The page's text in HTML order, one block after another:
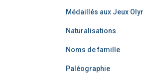
Médaillés aux Jeux
Naturalisations
Noms de famille
Paléographie